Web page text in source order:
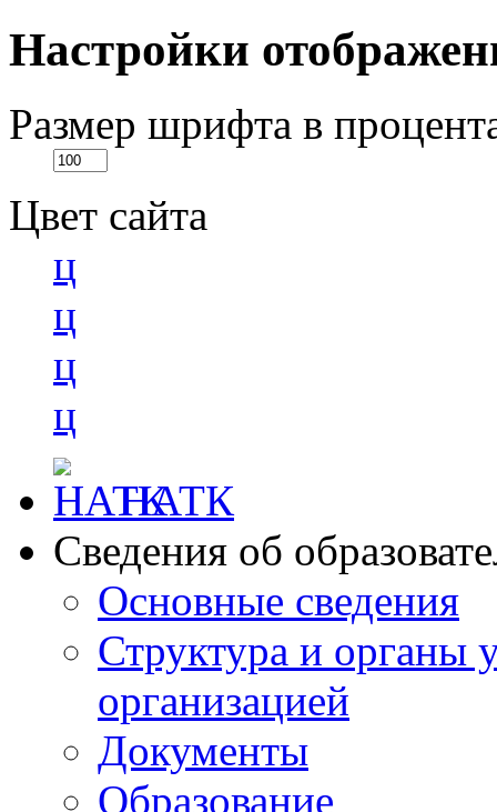
Настройки
Размер шрифта в
Цвет сайта
ц
ц
ц
ц
НАТК
Сведения об
Основные сведения
Структура и органы
организацией
Документы
Образование